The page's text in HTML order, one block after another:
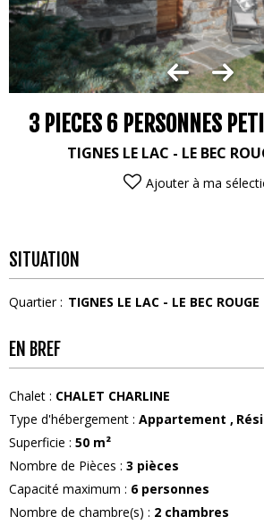
3 PIECES 6 PERSONNES
TIGNES LE LAC - LE BEC
Ajouter à ma
SITUATION
Quartier : TIGNES LE LAC - LE BEC ROUGE
EN BREF
Chalet : CHALET CHARLINE
Type d'hébergement : Appartement
Superficie : 50 m²
Nombre de Pièces : 3 pièces
Capacité maximum : 6 personnes
Nombre de chambre(s) : 2 chambres